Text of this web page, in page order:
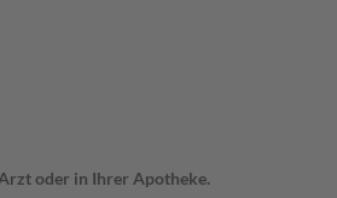
oder in Ihrer Apotheke.